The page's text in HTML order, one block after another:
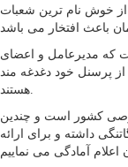
از خوش نام ترین شعبات
که مدیرعامل و اعضای
پرسنل خود دغدغه مند
کشور است و چندین
داشته و برای ارائه